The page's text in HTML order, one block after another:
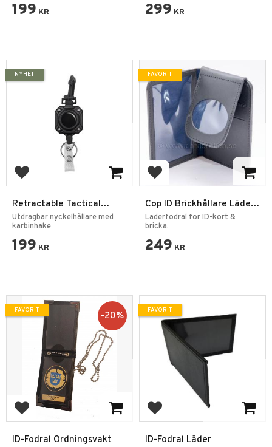
199 KR 299 KR
Lägg till i favoriter
Retractable Tactical
Keychain – Utdragbar
Nyckelhållare med Clip
Utdragbar nyckelhållare med
karbinhake
199 KR
NYHET
Lägg till i favoriter
Cop ID Brickhållare Läder
Svart
Läderfodral för ID-kort &
bricka.
249 KR
FAVORIT
Lägg till i favoriter
ID-Fodral Ordningsvakt
20%
FAVORIT
Lägg till i favoriter
ID-Fodral Läder
FAVORIT